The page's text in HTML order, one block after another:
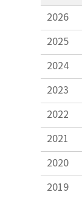
2026
2025
2024
2023
2022
2021
2020
2019